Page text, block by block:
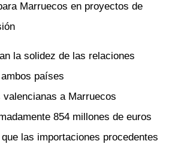
Marruecos en proyectos de
la solidez de las relaciones
países
a Marruecos
854 millones de euros
las importaciones procedentes